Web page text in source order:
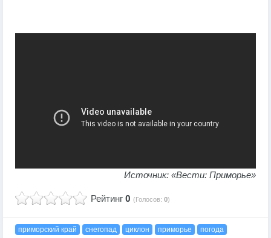
Источник: «Вести: Приморье»
Рейтинг 0 (Голосов: 0)
приморский край снегопад циклон приморье погода